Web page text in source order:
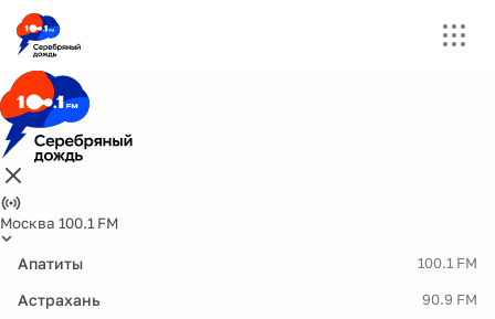
Москва 100.1 FM
Апатиты 100.1 FM
Астрахань 90.9 FM